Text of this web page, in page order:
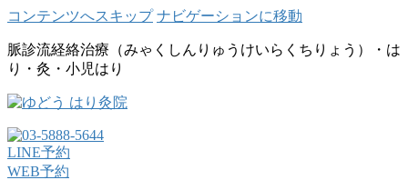
コンテンツへスキップ ナビゲーションに移動
脈診流経絡治療（みゃくしんりゅうけいらくちりょう）・は
り・灸・小児はり
LINE予約
WEB予約